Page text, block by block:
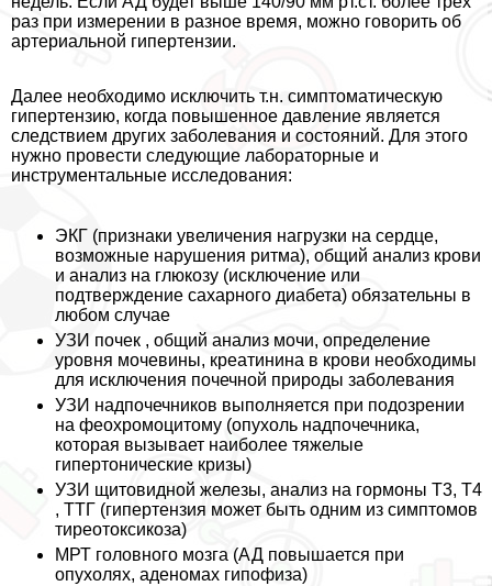
раз при измерении в разное время, можно говорить об
артериальной гипертензии.
Далее необходимо исключить т.н. симптоматическую
гипертензию, когда повышенное давление является
следствием других заболевания и состояний. Для этого
нужно провести следующие лабораторные и
инструментальные исследования:
ЭКГ (признаки увеличения нагрузки на сердце,
возможные нарушения ритма), общий анализ крови
и анализ на глюкозу (исключение или
подтверждение сахарного диабета) обязательны в
любом случае
УЗИ почек , общий анализ мочи, определение
уровня мочевины, креатинина в крови необходимы
для исключения почечной природы заболевания
УЗИ надпочечников выполняется при подозрении
на феохромоцитому (опухоль надпочечника,
которая вызывает наиболее тяжелые
гипертонические кризы)
УЗИ щитовидной железы, анализ на гормоны Т3, Т4
, ТТГ (гипертензия может быть одним из симптомов
тиреотоксикоза)
МРТ головного мозга (АД повышается при
опухолях, аденомах гипофиза)